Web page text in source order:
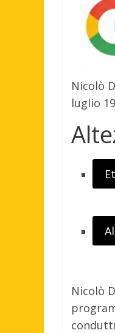
Nicolò
luglio
Nicolò